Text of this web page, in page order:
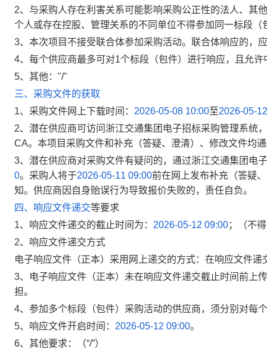
2、与采购人存在利害关系可能影响采购公正性的法人、其
个人或存在控股、管理关系的不同单位不得参加同一标段（
3、本次项目不接受联合体参加采购活动。联合体响应的，
4、每个供应商最多可对1个标段（包件）进行响应，且允
5、其他："/"
三、采购文件的获取
1、采购文件网上下载时间： 2026-05-08 10:00至2026-05-
2、 潜在供应商可访问浙江交通集团电子招标采购管理系统
CA。本项目采购文件和补充（答疑、澄清）、修改文件均
3、潜在供应商对采购文件有疑问的，通过浙江交通集团电
0。采购人将于2026-05-11 09:00前在网上发布补充（答疑
知。供应商因自身贻误行为导致报价失败的，责任自负。
四、响应文件递交等要求
1、响应文件递交的截止时间为： 2026-05-12 09:00；
（不
2、响应文件递交方式
电子响应文件（正本）采用网上递交的方式：在响应文件
3、电子响应文件（正本）未在响应文件递交截止时间前上
担。
4、 参加多个标段（包件）采购活动的供应商，须分别对每
5、
响应文件开启时间： 2026-05-12 09:00。
6、 其他要求： （“/”）